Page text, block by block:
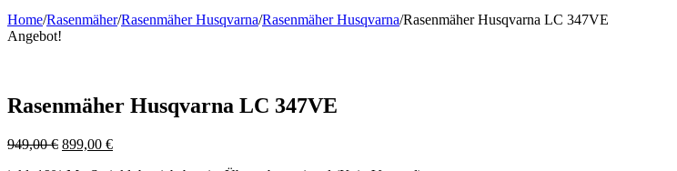
Home/Rasenmäher/Rasenmäher Husqvarna/Rasenmäher Husqvarna/Rasenmäher Husqvarna LC 347VE
Angebot!
Rasenmäher Husqvarna LC 347VE
949,00€ 899,00 €